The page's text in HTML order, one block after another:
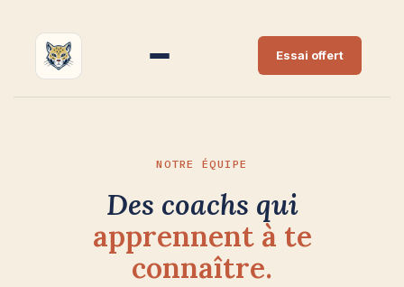
Essai offert
NOTRE ÉQUIPE
Des coachs qui
apprennent à te
connaître.